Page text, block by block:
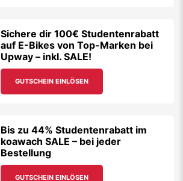
Sichere dir 100€ Studentenrabatt
auf E-Bikes von Top-Marken bei
Upway – inkl. SALE!
GUTSCHEIN EINLÖSEN
Bis zu 44% Studentenrabatt im
koawach SALE – bei jeder
Bestellung
GUTSCHEIN EINLÖSEN